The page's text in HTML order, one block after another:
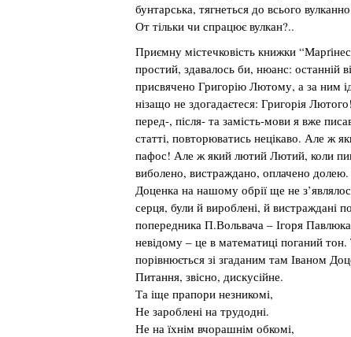
бунтарська, тягнеться до всього
От тільки чи спрацює вулкан?..
Приємну містечковість книжки
простий, здавалось би, нюанс: останній
присвячено Григорію Лютому, а за ним
нізащо не здогадаєтеся: Григорія
перед-, після- та замість-мови я вже
статті, повторюватись нецікаво. Але ж
пафос! Але ж який лютий Лютий, коли
виболено, вистраждано, оплачено долею.
Доценка на нашому обрії ще не
серця, були й вироблені, й вистраждані
попередника П.Вольвача – Ігоря
невідому – це в математиці поганий
порівнюється зі згаданим там Іваном
Питання, звісно, дискусійне.
Та іще прапори незникомі,
Не зароблені на трудодні.
Не на їхнім вчорашнім обкомі,